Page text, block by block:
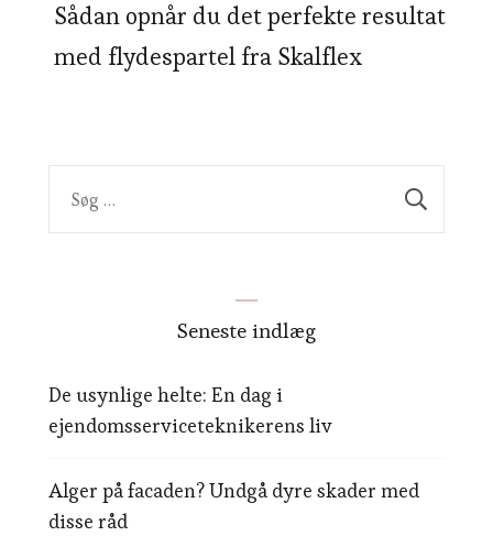
Sådan opnår du det perfekte resultat
med flydespartel fra Skalflex
efter:
Seneste indlæg
De usynlige helte: En dag i
ejendomsserviceteknikerens liv
Alger på facaden? Undgå dyre skader med
disse råd